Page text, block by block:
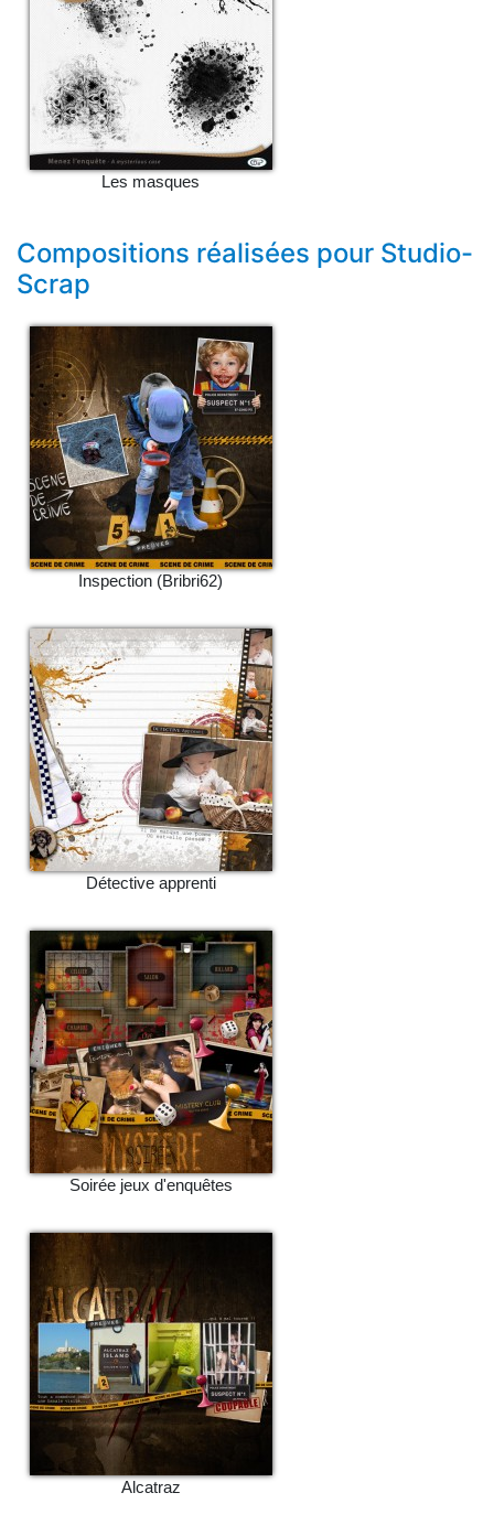
Les masques
Compositions réalisées pour Studio-
Scrap
Inspection (Bribri62)
Détective apprenti
Soirée jeux d'enquêtes
Alcatraz